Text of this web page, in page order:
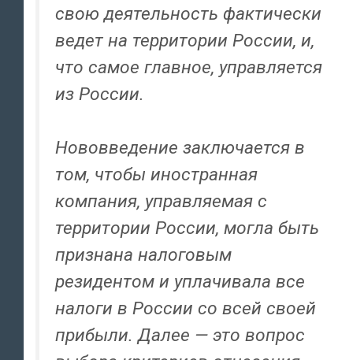
свою деятельность фактически
ведет на территории России, и,
что самое главное, управляется
из России.
Нововведение заключается в
том, чтобы иностранная
компания, управляемая с
территории России, могла быть
признана налоговым
резидентом и уплачивала все
налоги в России со всей своей
прибыли. Далее — это вопрос